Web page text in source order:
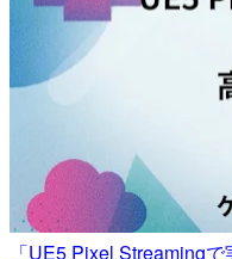
「UE5 Pixel Streaming